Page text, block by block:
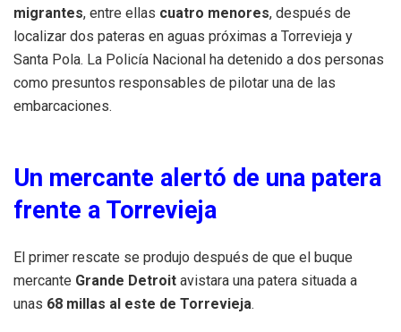
migrantes, entre ellas cuatro menores, después de
localizar dos pateras en aguas próximas a Torrevieja y
Santa Pola. La Policía Nacional ha detenido a dos personas
como presuntos responsables de pilotar una de las
embarcaciones.
Un mercante alertó de una patera
frente a Torrevieja
El primer rescate se produjo después de que el buque
mercante Grande Detroit avistara una patera situada a
unas 68 millas al este de Torrevieja.